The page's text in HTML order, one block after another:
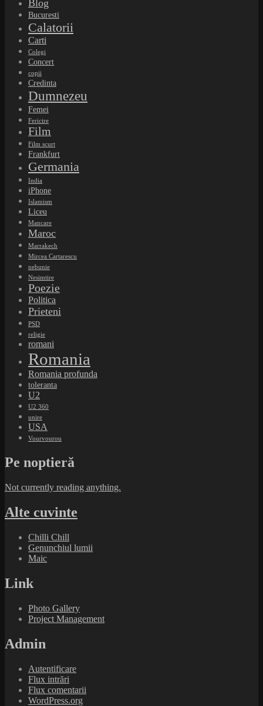
Blog
Bucuresti
Calatorii
Carti
Colegi
Concert
copii
Credinta
Dumnezeu
Femei
Fericire
Film
Film scurt
Frankfurt
Germania
India
iPhone
Islamism
Liceu
Mancare
Maroc
Marrakech
Mircea Cartarescu
nebunie
Nesimtire
Poezie
Politica
Prieteni
PSD
religie
romani
Romania
Romania profunda
toleranta
U2
U2 360
unire
USA
Vourvourou
Pe noptieră
Not currently reading anything.
Alte cuvinte
Chilli Chill
Genunchiul lumii
Maic
Link
Photo Gallery
Project Management
Admin
Autentificare
Flux intrări
Flux comentarii
WordPress.org